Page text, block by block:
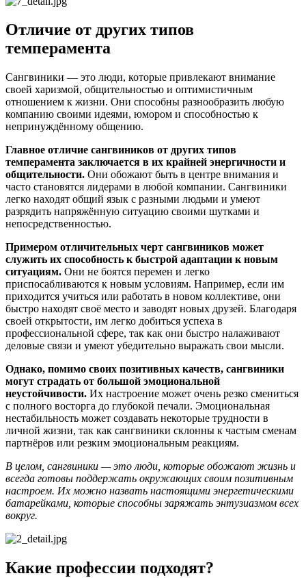
Отличие от других типов
темперамента
Сангвиники — это люди, которые привлекают внимание
своей харизмой, общительностью и оптимистичным
отношением к жизни. Они способны разнообразить любую
компанию своими идеями, юмором и способностью к
непринуждённому общению.
Главное отличие сангвиников от других типов
темперамента заключается в их крайней энергичности и
общительности. Они обожают быть в центре внимания и
часто становятся лидерами в любой компании. Сангвиники
легко находят общий язык с разными людьми и умеют
разрядить напряжённую ситуацию своими шутками и
непосредственностью.
Примером отличительных черт сангвиников может
служить их способность к быстрой адаптации к новым
ситуациям. Они не боятся перемен и легко
приспосабливаются к новым условиям. Например, если им
приходится учиться или работать в новом коллективе, они
быстро находят своё место и заводят новых друзей. Благодаря
своей открытости, им легко добиться успеха в
профессиональной сфере, так как они быстро налаживают
деловые связи и умеют убедительно выражать свои мысли.
Однако, помимо своих позитивных качеств, сангвиники
могут страдать от большой эмоциональной
неустойчивости. Их настроение может очень резко смениться
с полного восторга до глубокой печали. Эмоциональная
нестабильность может создавать некоторые трудности в
личной жизни, так как сангвиники склонны к частым сменам
партнёров или резким эмоциональным реакциям.
В целом, сангвиники — это люди, которые обожают жизнь и
всегда готовы поддержать окружающих своим позитивным
настроем. Их можно назвать настоящими энергетическими
батарейками, которые способны заряжать энтузиазмом всех
вокруг.
Какие профессии подходят?